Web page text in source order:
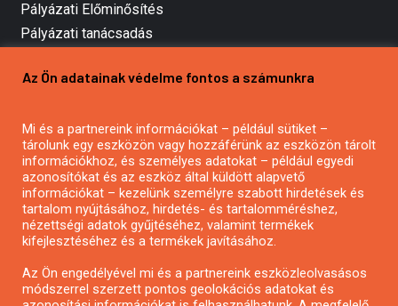
Pályázati Előminősítés
Pályázati tanácsadás
Mezőgazdasági pályázatírás
Pályázatírás civil szervezeteknek
Pályázatírás önkormányzatoknak
Pályázatfigyelés
Specifikus pályázatfigyelés vagy hírlevél
Az Ön adatainak védelme fontos a számunkra
Mi és a partnereink információkat – például sütiket –
tárolunk egy eszközön vagy hozzáférünk az eszközön tárolt
információkhoz, és személyes adatokat – például egyedi
azonosítókat és az eszköz által küldött alapvető
információkat – kezelünk személyre szabott hirdetések és
tartalom nyújtásához, hirdetés- és tartalomméréshez,
nézettségi adatok gyűjtéséhez, valamint termékek
kifejlesztéséhez és a termékek javításához.
Az Ön engedélyével mi és a partnereink eszközleolvasásos
módszerrel szerzett pontos geolokációs adatokat és